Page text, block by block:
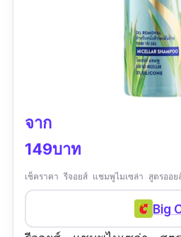
จาก
149บาท
เช็คราคา รีจอยส์ แชมพูไมเซล่า สูตรออ
Big